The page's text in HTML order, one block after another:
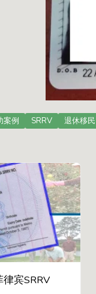
案例 SRRV 退休移民
宾SRRV